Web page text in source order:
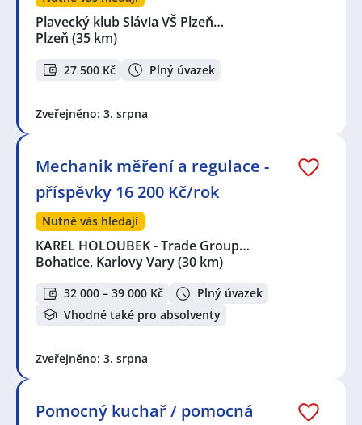
Plavecký klub Slávia VŠ Plzeň…
Plzeň (35 km)
27 500 Kč Plný úvazek
Zveřejněno: 3. srpna
Mechanik měření a regulace -
příspěvky 16 200 Kč/rok
Nutně vás hledají
KAREL HOLOUBEK - Trade Group…
Bohatice, Karlovy Vary(30 km)
32 000 – 39 000 Kč
Plný úvazek
Vhodné také pro absolventy
Zveřejněno: 3. srpna
Pomocný kuchař / pomocná